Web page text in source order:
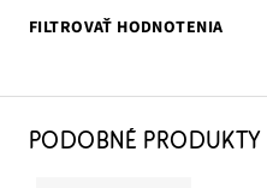
FILTROVAŤ HODNOTENIA
PODOBNÉ PRODUKTY